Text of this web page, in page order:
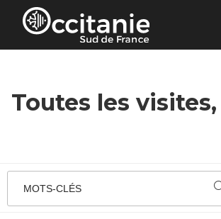
Panneau de gestion des cookies
Toutes les
MOTS-CLÉS